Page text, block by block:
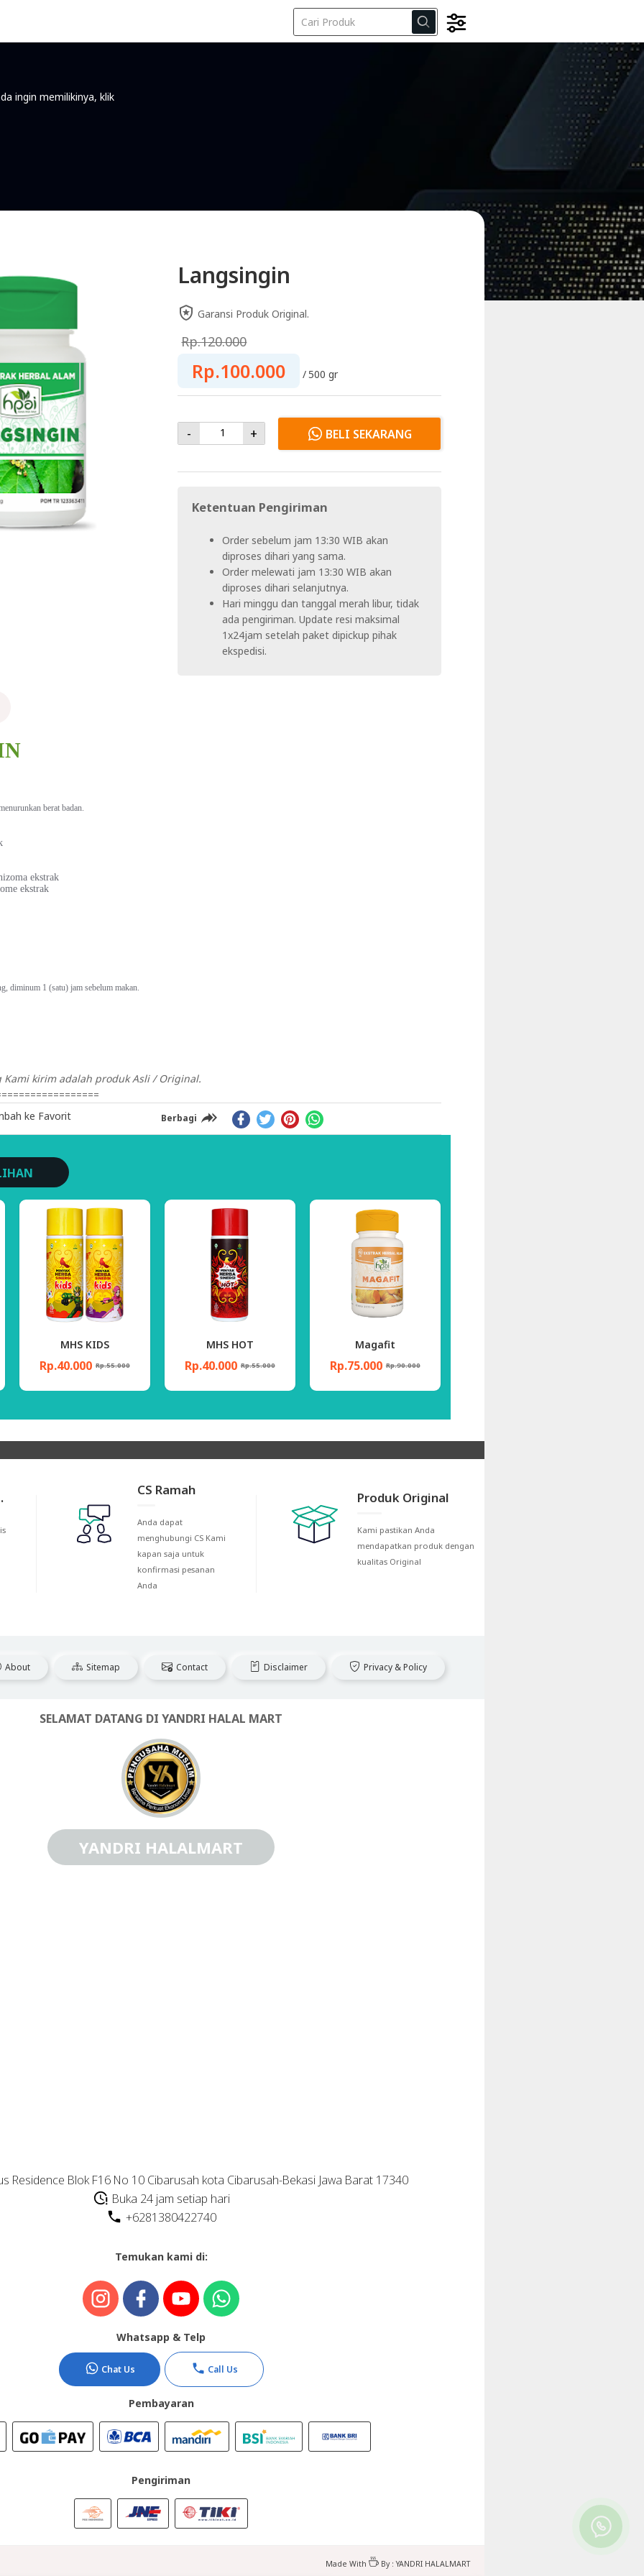
ingin memilikinya, klik
Langsingin
Garansi Produk Original.
Rp.120.000
Rp.100.000 500 gr
- + BELI SEKARANG
Ketentuan Pengiriman
Order sebelum jam 13:30 WIB akan
diproses dihari yang sama.
Order melewati jam 13:30 WIB akan
diproses dihari selanjutnya.
Hari minggu dan tanggal merah libur, tidak
ada pengiriman. Update resi maksimal
1x24jam setelah paket dipickup pihak
ekspedisi.
berat badan.
ekstrak
ekstrak
diminum 1 (satu) jam sebelum makan.
kirim adalah produk Asli / Original.
ke Favorit
Berbagi
MHS HOT
Rp.40.000 Rp.55.000
Magafit
Rp.75.000 Rp.90.000
Deep Squa
Rp.200.000 Rp.250.000
CS Ramah
Anda dapat
menghubungi CS Kami
kapan saja untuk
konfirmasi pesanan
Anda
Produk Original
Kami pastikan Anda
mendapatkan produk dengan
kualitas Original
About Sitemap Contact Disclaimer Privacy & Policy
SELAMAT DATANG DI YANDRI HALAL MART
YANDRI HALALMART
Sprunki Mods
Residence Blok F16 No 10 Cibarusah kota Cibarusah-Bekasi Jawa Barat 17340
Buka 24 jam setiap hari
+6281380422740
Temukan kami di:
Whatsapp & Telp
Chat Us Call Us
Pembayaran
Pengiriman
Made With By :YANDRI HALALMART